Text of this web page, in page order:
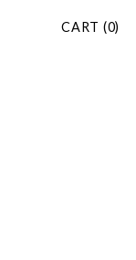
CART (0)